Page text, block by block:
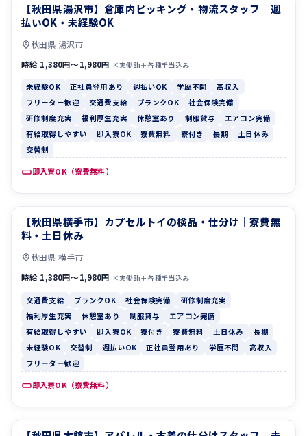
未経験OK 正社員登用あり
【秋田県湯沢市】倉庫内ピッキング・物流スタッフ｜週
払いOK・未経験OK
秋田県 湯沢市
時給 1,380円〜1,980円 ×実働8h＋各種手当込み
未経験OK 正社員登用あり 週払いOK 学歴不問
高収入
フリーター歓迎
交通費支給 ブランクOK
社会保険完備
研修制度充実
福利厚生充実 休憩室あり 制服貸与
エアコン完備
有給取得しやすい
即入寮OK 寮費無料 寮付き 長期
土日休み
交替制
即入寮OK（寮費無料）
交通費支給 ブランクOK
【秋田県横手市】カプセルトイの検品・仕分け｜寮費無
料・土日休み
秋田県 横手市
時給 1,380円〜1,980円 ×実働8h＋各種手当込み
交通費支給 ブランクOK 社会保険完備
研修制度充実
福利厚生充実
休憩室あり 制服貸与
エアコン完備
有給取得しやすい
即入寮OK 寮付き 寮費無料 土日休み
長期
未経験OK
交替制 週払いOK 正社員登用あり 学歴不問
高収入
フリーター歓迎
即入寮OK（寮費無料）
休憩室あり 制服貸与